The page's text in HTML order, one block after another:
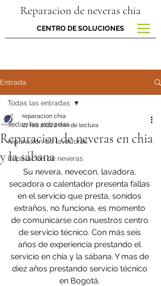
Reparacion de neveras chia
CENTRO DE SOLUCIONES
Entrada
Todas las entradas
reparacion de lavadoras
Reparación de neveras
Todas las entradas
Reparacion de neveras en chia
y la sábana
reparacion chia
27 feb 20222 min de lectura
Su nevera, nevecon, lavadora,
secadora o calentador presenta fallas
en el servicio que presta, sonidos
extraños, no funciona, es momento
de comunicarse con nuestros centro
de servicio técnico. Con más seis
años de experiencia prestando el
servicio en chia y la sábana. Y mas de
diez años prestando servicio técnico
en Bogotá.